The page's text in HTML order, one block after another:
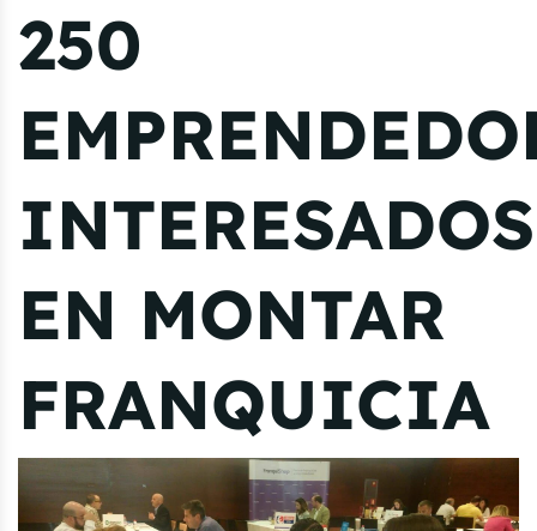
250
INTERESADOS
EN MONTAR
FRANQUICIA